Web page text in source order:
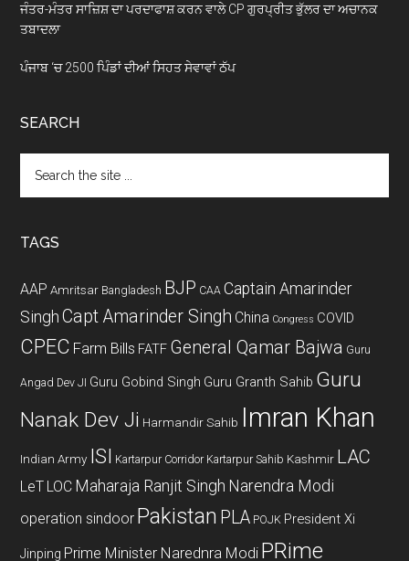
ਜੰਤਰ-ਮੰਤਰ ਸਾਜ਼ਿਸ਼ ਦਾ ਪਰਦਾਫਾਸ਼ ਕਰਨ ਵਾਲੇ CP ਗੁਰਪ੍ਰੀਤ ਭੁੱਲਰ ਦਾ ਅਚਾਨਕ
ਤਬਾਦਲਾ
ਪੰਜਾਬ ‘ਚ 2500 ਪਿੰਡਾਂ ਦੀਆਂ ਸਿਹਤ ਸੇਵਾਵਾਂ ਠੱਪ
SEARCH
the
TAGS
AAP Amritsar Bangladesh BJP CAA Captain Amarinder
Singh Capt Amarinder Singh China Congress COVID
CPEC Farm Bills FATF General Qamar Bajwa Guru
Angad Dev JI Guru Gobind Singh Guru Granth Sahib Guru
Nanak Dev Ji Harmandir Sahib Imran Khan
Indian Army ISI Kartarpur Corridor Kartarpur Sahib Kashmir LAC
LeT LOC Maharaja Ranjit Singh Narendra Modi
operation sindoor Pakistan PLA POJK President Xi
Jinping Prime Minister Narednra Modi PRime